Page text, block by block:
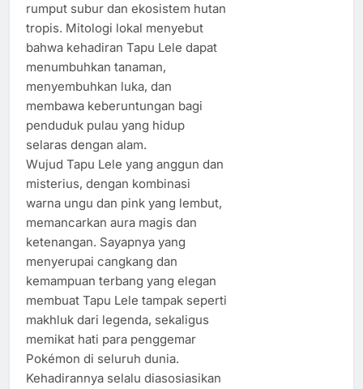
rumput subur dan ekosistem hutan
tropis. Mitologi lokal menyebut
bahwa kehadiran Tapu Lele dapat
menumbuhkan tanaman,
menyembuhkan luka, dan
membawa keberuntungan bagi
penduduk pulau yang hidup
selaras dengan alam.
Wujud Tapu Lele yang anggun dan
misterius, dengan kombinasi
warna ungu dan pink yang lembut,
memancarkan aura magis dan
ketenangan. Sayapnya yang
menyerupai cangkang dan
kemampuan terbang yang elegan
membuat Tapu Lele tampak seperti
makhluk dari legenda, sekaligus
memikat hati para penggemar
Pokémon di seluruh dunia.
Kehadirannya selalu diasosiasikan